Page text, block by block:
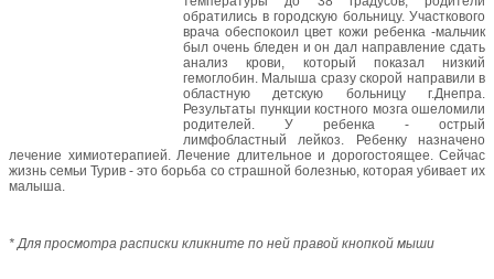
обратились в городскую больницу. Участкового
врача обеспокоил цвет кожи ребенка -мальчик
был очень бледен и он дал направление сдать
анализ крови, который показал низкий
гемоглобин. Малыша сразу скорой направили в
областную детскую больницу г.Днепра.
Результаты пункции костного мозга ошеломили
родителей. У ребенка - острый
лимфобластный лейкоз. Ребенку назначено
лечение химиотерапией. Лечение длительное и дорогостоящее. Сейчас
жизнь семьи Турив - это борьба со страшной болезнью, которая убивает их
малыша.
* Для просмотра расписки кликните по ней правой кнопкой мыши